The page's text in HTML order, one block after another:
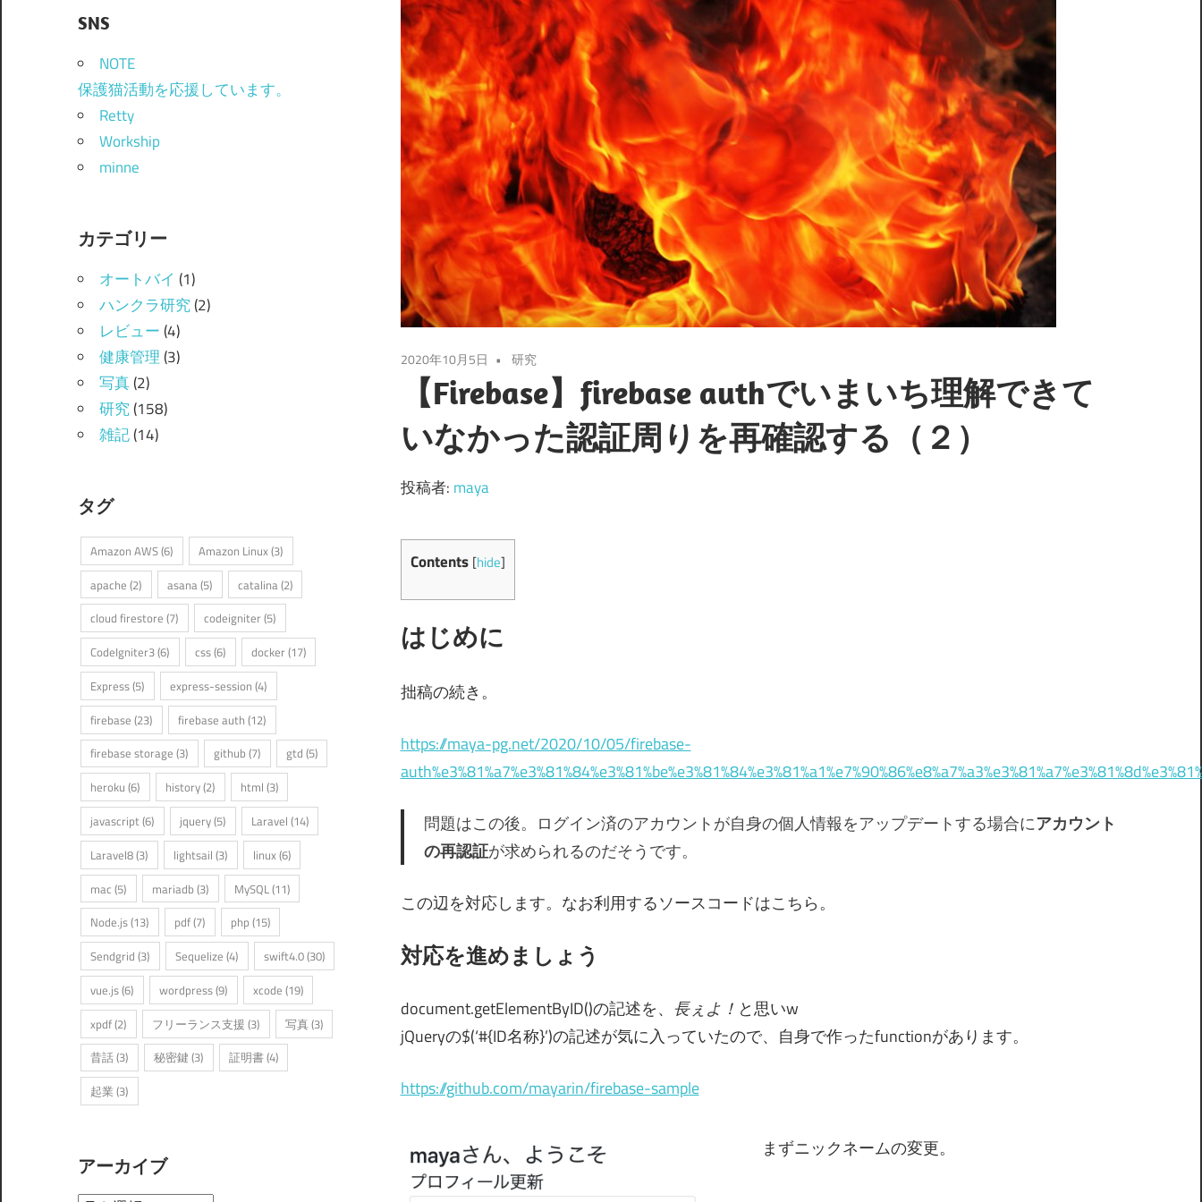
2020年10月5日 研究
【Firebase】firebase authでいまいち理解できて
いなかった認証周りを再確認する（２）
投稿者: maya
Contents [hide]
はじめに
拙稿の続き。
https://maya-pg.net/2020/10/05/firebase-
問題はこの後。ログイン済のアカウントが自身の個人情報をアップデートする場合にアカウント
の再認証が求められるのだそうです。
この辺を対応します。なお利用するソースコードはこちら。
対応を進めましょう
document.getElementByID()の記述を、 長ぇよ！ と思いw
jQueryの$(‘#{ID名称}’)の記述が気に入っていたので、自身で作ったfunctionがあります。
https://github.com/mayarin/firebase-sample
まずニックネームの変更。
SNS
NOTE
保護猫活動を応援しています。
Retty
Workship
minne
カテゴリー
オートバイ (1)
ハンクラ研究(2)
レビュー(4)
健康管理(3)
写真(2)
研究(158)
雑記(14)
タグ
Amazon AWS(6) Amazon Linux(3)
apache (2) asana (5) catalina (2)
cloud firestore (7) codeigniter (5)
CodeIgniter3(6) css(6) docker (17)
Express(5) express-session (4)
firebase (23) firebase auth (12)
firebase storage (3) github (7) gtd (5)
heroku (6) history(2) html (3)
javascript(6) jquery(5) Laravel (14)
Laravel8(3) lightsail (3) linux(6)
mac (5) mariadb (3) MySQL(11)
Node.js(13) pdf(7) php(15)
Sendgrid (3) Sequelize (4) swift4.0(30)
vue.js(6) wordpress(9) xcode (19)
xpdf(2) フリーランス支援 (3) 写真(3)
昔話(3) 秘密鍵 (3) 証明書(4)
起業 (3)
アーカイブ